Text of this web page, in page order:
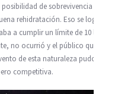
de sobrevivencia para
rehidratación. Eso se logró,
a cumplir un límite de 10 libras
no ocurrió y el público que no
de esta naturaleza pudo ver
competitiva.